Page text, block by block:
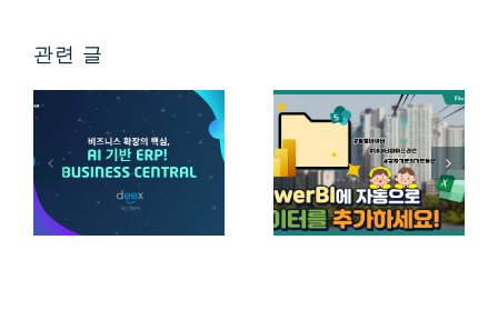
관련 글